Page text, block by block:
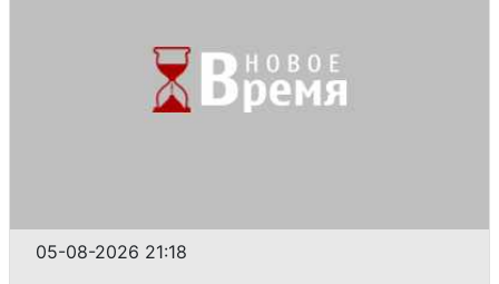
05-08-2026 21:18